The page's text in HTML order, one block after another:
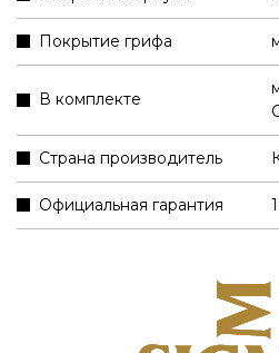
Покрытие грифа
В комплекте
Страна производитель
Официальная гарантия